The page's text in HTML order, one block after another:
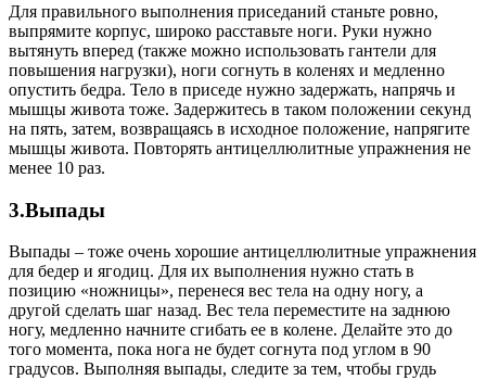
Для правильного выполнения приседаний станьте ровно,
выпрямите корпус, широко расставьте ноги. Руки нужно
вытянуть вперед (также можно использовать гантели для
повышения нагрузки), ноги согнуть в коленях и медленно
опустить бедра. Тело в приседе нужно задержать, напрячь и
мышцы живота тоже. Задержитесь в таком положении секунд
на пять, затем, возвращаясь в исходное положение, напрягите
мышцы живота. Повторять антицеллюлитные упражнения не
менее 10 раз.
3.Выпады
Выпады – тоже очень хорошие антицеллюлитные упражнения
для бедер и ягодиц. Для их выполнения нужно стать в
позицию «ножницы», перенеся вес тела на одну ногу, а
другой сделать шаг назад. Вес тела переместите на заднюю
ногу, медленно начните сгибать ее в колене. Делайте это до
того момента, пока нога не будет согнута под углом в 90
градусов. Выполняя выпады, следите за тем, чтобы грудь